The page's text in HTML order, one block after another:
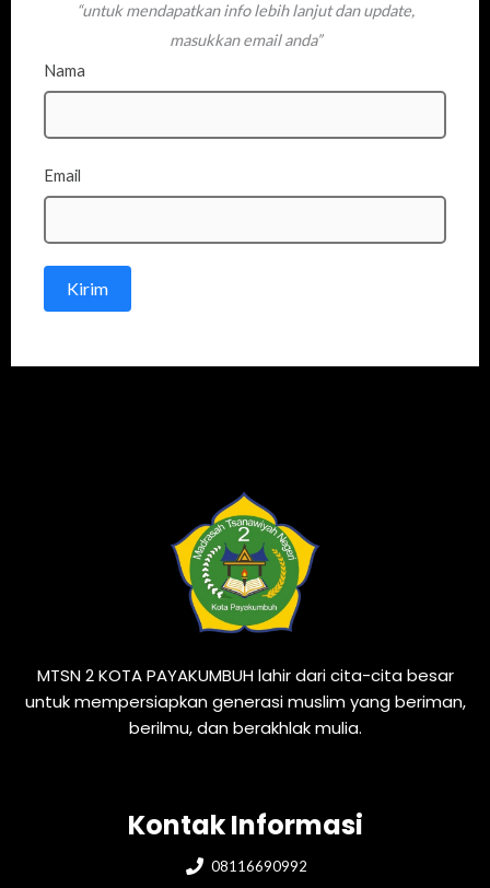
“untuk mendapatkan info lebih lanjut dan update,
masukkan email anda”
Nama
Email
Kirim
MTSN 2 KOTA PAYAKUMBUH lahir dari cita-cita besar
untuk mempersiapkan generasi muslim yang beriman,
berilmu, dan berakhlak mulia.
Kontak Informasi
08116690992